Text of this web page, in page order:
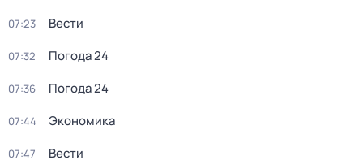
07:23 Вести
07:32 Погода 24
07:36 Погода 24
07:44 Экономика
07:47 Вести